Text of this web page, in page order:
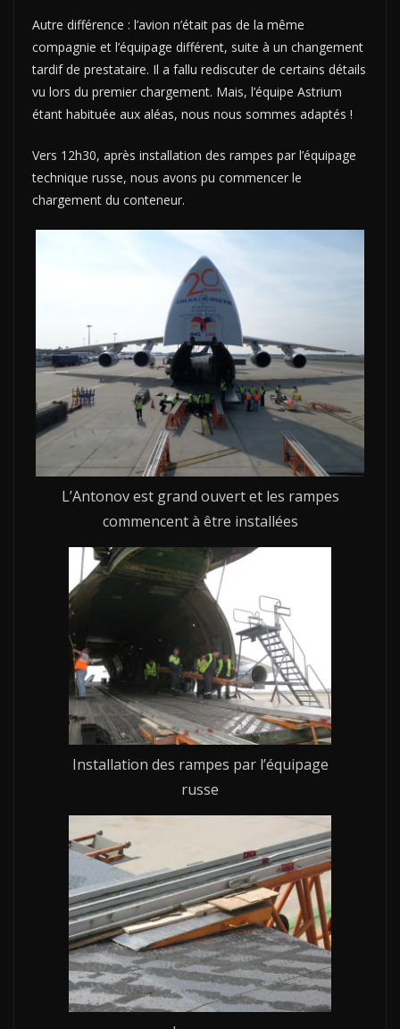
Autre différence : l’avion n’était pas de la même
compagnie et l’équipage différent, suite à un changement
tardif de prestataire. Il a fallu rediscuter de certains détails
vu lors du premier chargement. Mais, l’équipe Astrium
étant habituée aux aléas, nous nous sommes adaptés !
Vers 12h30, après installation des rampes par l’équipage
technique russe, nous avons pu commencer le
chargement du conteneur.
L’Antonov est grand ouvert et les rampes
commencent à être installées
Installation des rampes par l’équipage
russe